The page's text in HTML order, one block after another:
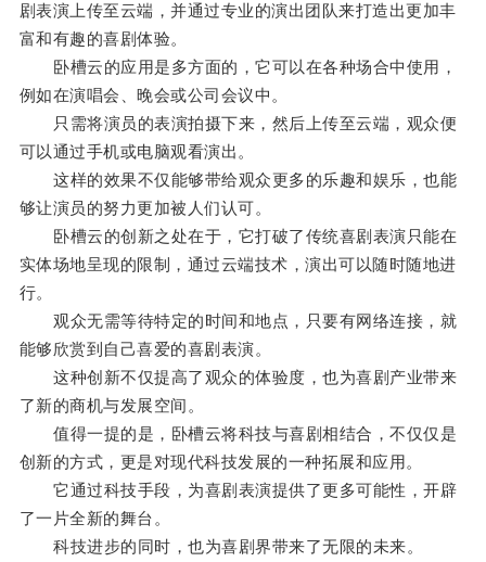
剧表演上传至云端，并通过专业的演出团队来打造出更加丰
富和有趣的喜剧体验。
卧槽云的应用是多方面的，它可以在各种场合中使用，
例如在演唱会、晚会或公司会议中。
只需将演员的表演拍摄下来，然后上传至云端，观众便
可以通过手机或电脑观看演出。
这样的效果不仅能够带给观众更多的乐趣和娱乐，也能
够让演员的努力更加被人们认可。
卧槽云的创新之处在于，它打破了传统喜剧表演只能在
实体场地呈现的限制，通过云端技术，演出可以随时随地进
行。
观众无需等待特定的时间和地点，只要有网络连接，就
能够欣赏到自己喜爱的喜剧表演。
这种创新不仅提高了观众的体验度，也为喜剧产业带来
了新的商机与发展空间。
值得一提的是，卧槽云将科技与喜剧相结合，不仅仅是
创新的方式，更是对现代科技发展的一种拓展和应用。
它通过科技手段，为喜剧表演提供了更多可能性，开辟
了一片全新的舞台。
科技进步的同时，也为喜剧界带来了无限的未来。